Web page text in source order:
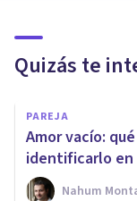
Quizás te
PAREJA
Amor vacío:
identificarlo en
Nahum